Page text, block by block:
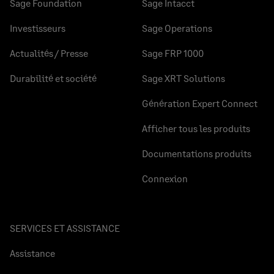
Sage Foundation
Investisseurs
Actualités / Presse
Durabilité et société
Sage Intacct
Sage Operations
Sage FRP 1000
Sage XRT Solutions
Génération Expert Connect
Afficher tous les produits
Documentations produits
Connexion
SERVICES ET ASSISTANCE
Assistance